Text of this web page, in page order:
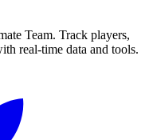
Team. Track players,
real-time data and tools.